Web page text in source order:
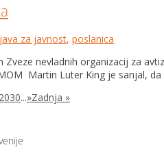
za javnost, poslanica
Zveze nevladnih organizacij za
Martin Luter King je sanjal,
2030...»Zadnja »